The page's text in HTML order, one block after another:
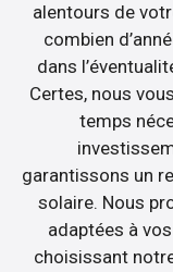
alentours de
combien
dans
Certes, nous
temps
garantissons un
solaire. Nous
adaptées à
choisissant